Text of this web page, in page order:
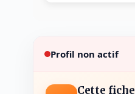
Profil non actif
Cette